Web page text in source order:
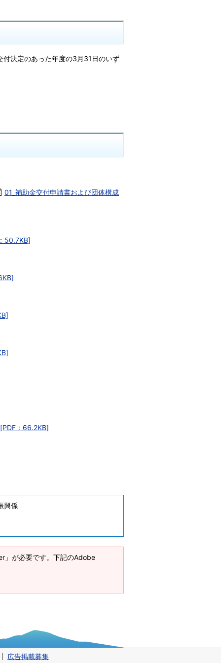
決定のあった年度の3月31日のいず
01_補助金交付申請書および団体構成
50.7KB]
：66.2KB]
興係
」が必要です。下記のAdobe
広告掲載募集